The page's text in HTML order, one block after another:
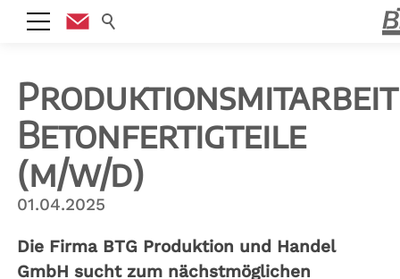
Suche
Betonfertigteile
(m/w/d)
01.04.2025
Die Firma BTG Produktion und Handel
GmbH sucht zum nächstmöglichen